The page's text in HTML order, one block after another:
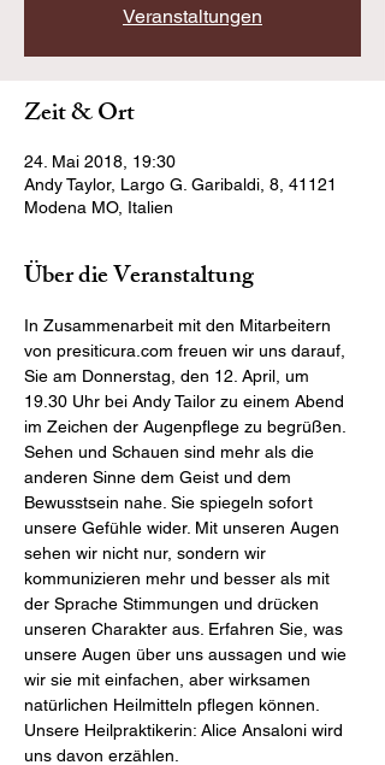
Veranstaltungen
Zeit & Ort
24. Mai 2018, 19:30
Andy Taylor, Largo G. Garibaldi, 8, 41121
Modena MO, Italien
Über die Veranstaltung
In Zusammenarbeit mit den Mitarbeitern
von presiticura.com freuen wir uns darauf,
Sie am Donnerstag, den 12. April, um
19.30 Uhr bei Andy Tailor zu einem Abend
Sehen und Schauen sind mehr als die
anderen Sinne dem Geist und dem
Bewusstsein nahe. Sie spiegeln sofort
unsere Gefühle wider. Mit unseren Augen
sehen wir nicht nur, sondern wir
kommunizieren mehr und besser als mit
der Sprache Stimmungen und drücken
unseren Charakter aus. Erfahren Sie, was
unsere Augen über uns aussagen und wie
wir sie mit einfachen, aber wirksamen
Unsere Heilpraktikerin: Alice Ansaloni wird